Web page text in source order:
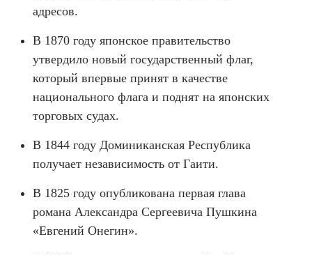
адресов.
В 1870 году японское правительство
утвердило новый государственный флаг,
который впервые принят в качестве
национального флага и поднят на японских
торговых судах.
В 1844 году Доминиканская Республика
получает независимость от Гаити.
В 1825 году опубликована первая глава
романа Александра Сергеевича Пушкина
«Евгений Онегин».